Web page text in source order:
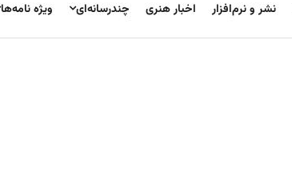
نشر و نرم‌افزار اخبار هنری چندرسانه‌ای ویژه نامه‌ها